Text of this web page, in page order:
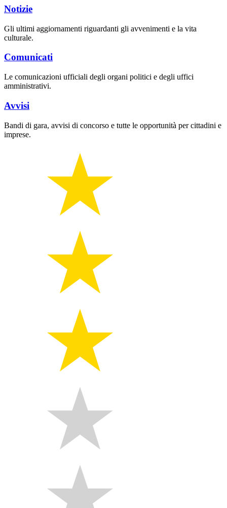
Notizie
Gli ultimi aggiornamenti riguardanti gli avvenimenti e la vita
culturale.
Comunicati
Le comunicazioni ufficiali degli organi politici e degli uffici
amministrativi.
Avvisi
Bandi di gara, avvisi di concorso e tutte le opportunità per cittadini e
imprese.